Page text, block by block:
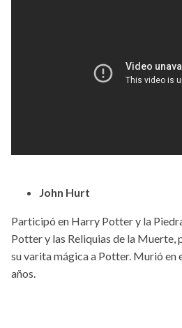
John Hurt
Participó en Harry Potter y la
Potter y las Reliquias de la Muerte,
su varita mágica a Potter. Murió en
años.